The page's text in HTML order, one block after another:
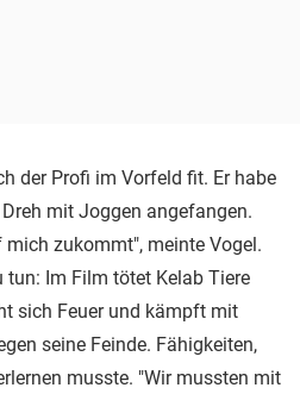
der Profi im Vorfeld fit. Er habe
mit Joggen angefangen.
zukommt", meinte Vogel.
tun: Im Film tötet Kelab Tiere
sich Feuer und kämpft mit
seine Feinde. Fähigkeiten,
musste. "Wir mussten mit